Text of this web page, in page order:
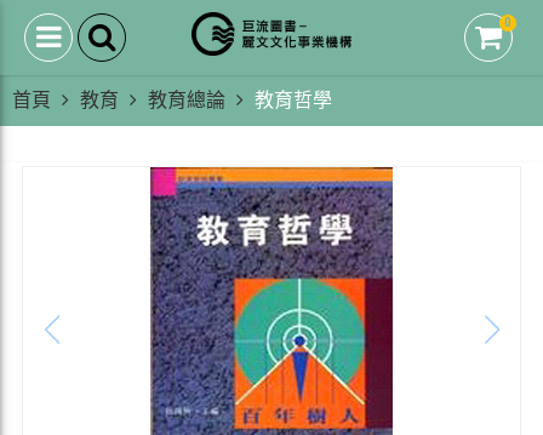
0
首頁 教育 教育總論 教育哲學